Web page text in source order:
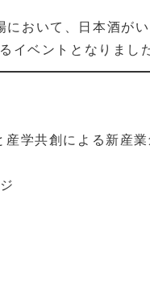
おいて、日本酒が
ベントとなりました
産学共創による新産